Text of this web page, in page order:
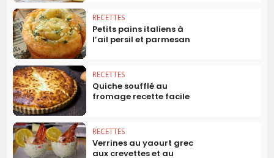
RECETTES
Petits pains italiens à
l’ail persil et parmesan
RECETTES
Quiche soufflé au
fromage recette facile
RECETTES
Verrines au yaourt grec
aux crevettes et au